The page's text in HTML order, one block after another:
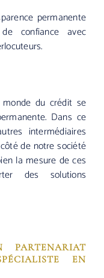
permanente
confiance avec
du crédit se
Dans ce
intermédiaires
de notre société
la mesure de ces
des solutions
PARTENARIAT
EN